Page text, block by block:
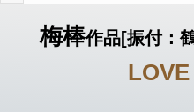
梅棒作品[振付：
LOVE